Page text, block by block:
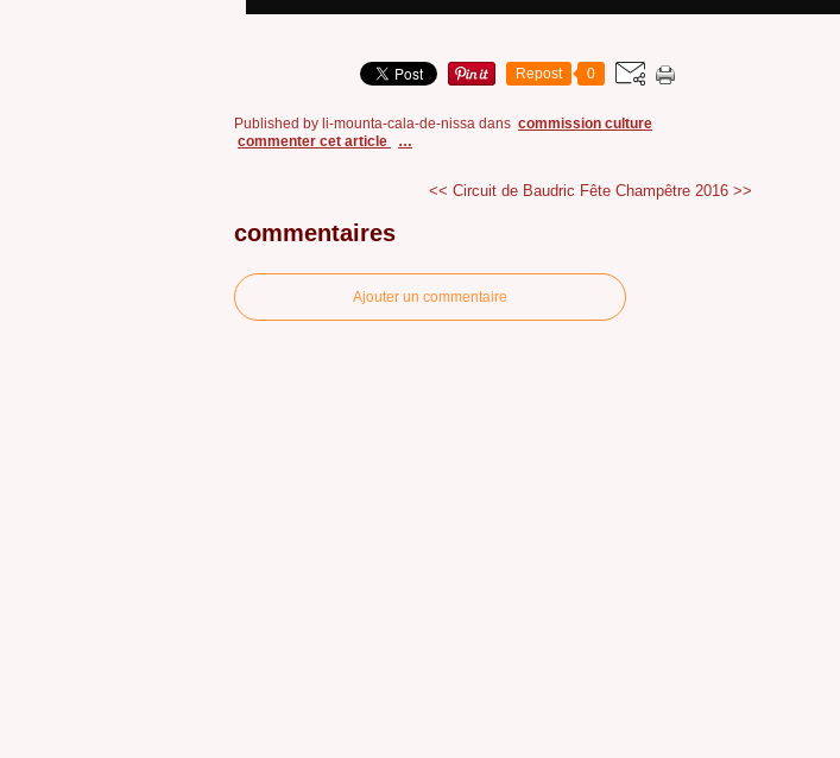
Repost 0
Published by li-mounta-cala-de-nissa dans commission culture
commenter cet article
…
<< Circuit de Baudric Fête Champêtre 2016 >>
commentaires
Ajouter un commentaire